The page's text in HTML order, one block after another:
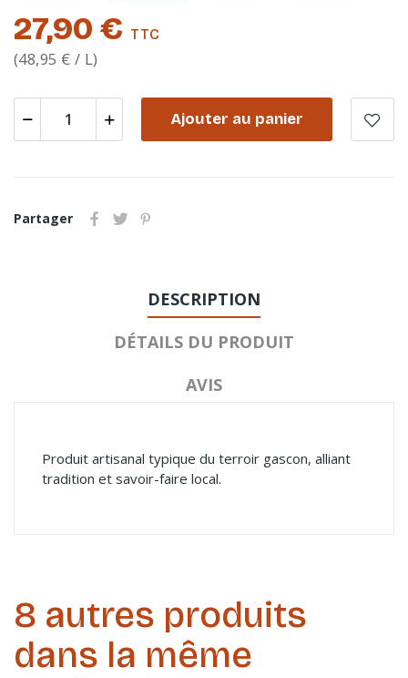
27,90 € TTC
(48,95 € / L)
Ajouter au panier
Partager
DESCRIPTION
DÉTAILS DU PRODUIT
AVIS
Produit artisanal typique du terroir gascon, alliant
tradition et savoir-faire local.
8 autres produits
dans la même